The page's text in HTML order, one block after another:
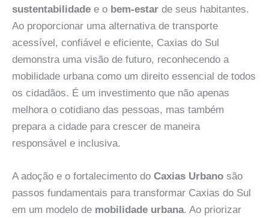
sustentabilidade e o bem-estar de seus habitantes.
Ao proporcionar uma alternativa de transporte
acessível, confiável e eficiente, Caxias do Sul
demonstra uma visão de futuro, reconhecendo a
mobilidade urbana como um direito essencial de todos
os cidadãos. É um investimento que não apenas
melhora o cotidiano das pessoas, mas também
prepara a cidade para crescer de maneira
responsável e inclusiva.
A adoção e o fortalecimento do Caxias Urbano são
passos fundamentais para transformar Caxias do Sul
em um modelo de mobilidade urbana. Ao priorizar